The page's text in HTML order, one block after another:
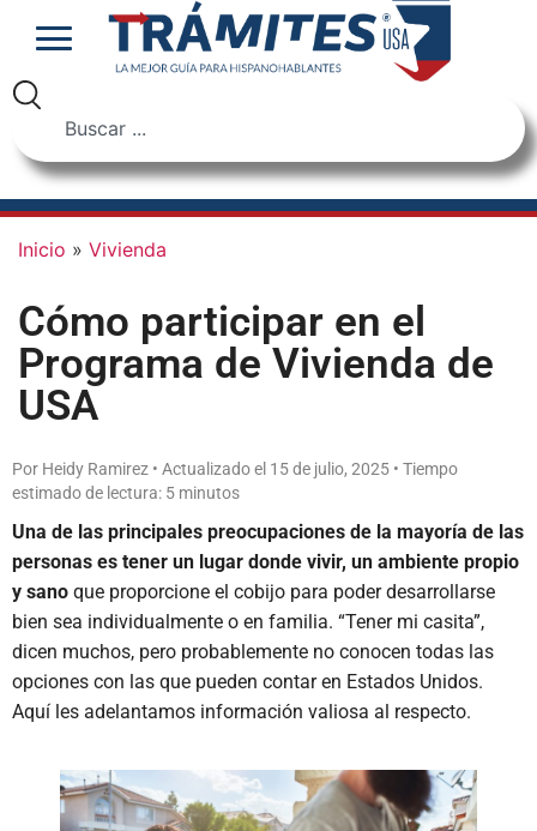
Inicio » Vivienda
Cómo participar en el
Programa de Vivienda de
USA
Por Heidy Ramirez • Actualizado el 15 de julio, 2025 • Tiempo
estimado de lectura: 5 minutos
Una de las principales preocupaciones de la mayoría de las
personas es tener un lugar donde vivir, un ambiente propio
y sano que proporcione el cobijo para poder desarrollarse
bien sea individualmente o en familia. “Tener mi casita”,
dicen muchos, pero probablemente no conocen todas las
opciones con las que pueden contar en Estados Unidos.
Aquí les adelantamos información valiosa al respecto.